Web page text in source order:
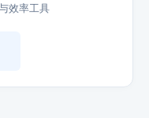
效率工具